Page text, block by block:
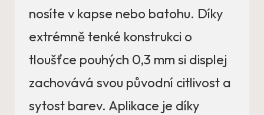
nosíte v kapse nebo batohu. Díky
extrémně tenké konstrukci o
tloušťce pouhých 0,3 mm si displej
zachovává svou původní citlivost a
sytost barev. Aplikace je díky